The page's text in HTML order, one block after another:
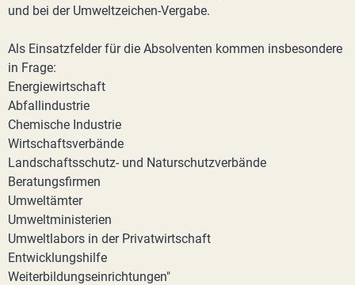
und bei der Umweltzeichen-Vergabe.
Als Einsatzfelder für die Absolventen kommen insbesondere
in Frage:
Energiewirtschaft
Abfallindustrie
Chemische Industrie
Wirtschaftsverbände
Landschaftsschutz- und Naturschutzverbände
Beratungsfirmen
Umweltämter
Umweltministerien
Umweltlabors in der Privatwirtschaft
Entwicklungshilfe
Weiterbildungseinrichtungen"